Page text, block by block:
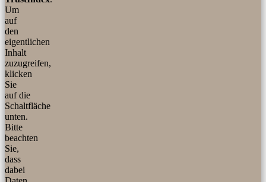
Um
auf
den
eigentlichen
Inhalt
zuzugreifen,
klicken
Sie
auf die
Schaltfläche
unten.
Bitte
beachten
Sie,
dass
dabei